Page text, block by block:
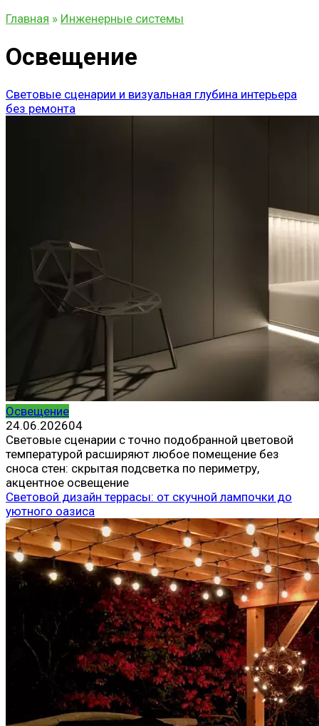
Главная » Инженерные системы
Освещение
Световые сценарии и визуальная глубина интерьера
без ремонта
Освещение
24.06.202604
Световые сценарии с точно подобранной цветовой
температурой расширяют любое помещение без
сноса стен: скрытая подсветка по периметру,
акцентное освещение
Световой дизайн террасы: от скучной лампочки до
уютного оазиса